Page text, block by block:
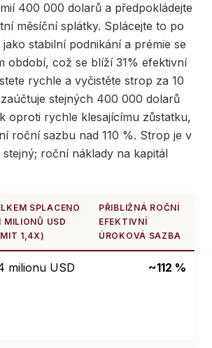
400 000 dolarů a předpokládejte
měsíční splátky. Splácejte to po
stabilní podnikání a prémie se
období, což se blíží 31% efektivní
rychle a vyčistěte strop za 10
stejných 400 000 dolarů
oproti rychle klesajícímu zůstatku,
roční sazbu nad 110 %. Strop je v
roční náklady na kapitál
SPLACENO
MILIONŮ USD
1,4X)
PŘIBLIŽNÁ ROČNÍ
EFEKTIVNÍ
ÚROKOVÁ SAZBA
milionu USD ~112 %